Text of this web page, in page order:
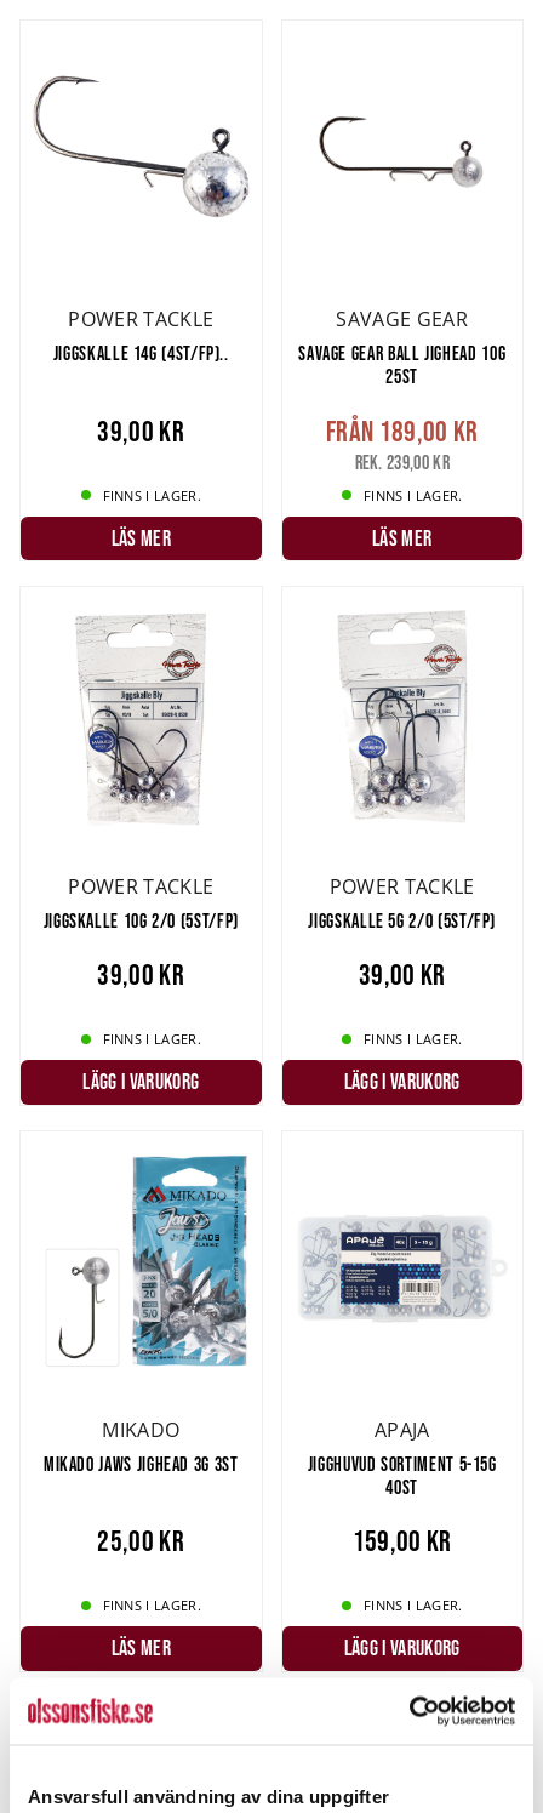
Ansvarsfull användning av dina uppgifter
POWER TACKLE
JIGGSKALLE 14G (4ST/FP)..
39,00 kr
FINNS I LAGER.
LÄS MER
SAVAGE GEAR
SAVAGE GEAR BALL JIGHEAD 10G
25ST
Från 189,00 kr
Rek. 239,00 kr
FINNS I LAGER.
LÄS MER
POWER TACKLE
JIGGSKALLE 10G 2/0 (5ST/FP)
39,00 kr
FINNS I LAGER.
LÄGG I VARUKORG
POWER TACKLE
JIGGSKALLE 5G 2/0 (5ST/FP)
39,00 kr
FINNS I LAGER.
LÄGG I VARUKORG
MIKADO
MIKADO JAWS JIGHEAD 3G 3ST
25,00 kr
FINNS I LAGER.
LÄS MER
APAJA
JIGGHUVUD SORTIMENT 5-15G
40ST
159,00 kr
FINNS I LAGER.
LÄGG I VARUKORG